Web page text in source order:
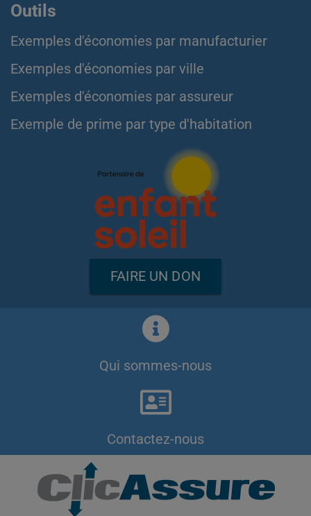
Outils
Exemples d'économies par manufacturier
Exemples d'économies par ville
Exemples d'économies par assureur
Exemple de prime par type d'habitation
FAIRE UN DON
Qui sommes-nous
Contactez-nous